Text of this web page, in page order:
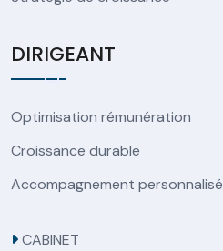
DIRIGEANT
Optimisation rémunération
Croissance durable
Accompagnement personnalisé
CABINET